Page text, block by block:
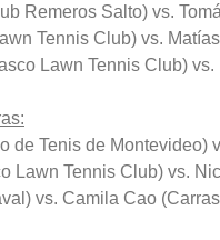
Remeros Salto) vs.
Tennis Club) vs.
Lawn Tennis Club)
de Tenis de Montevideo)
Lawn Tennis Club) vs.
vs. Camila Cao